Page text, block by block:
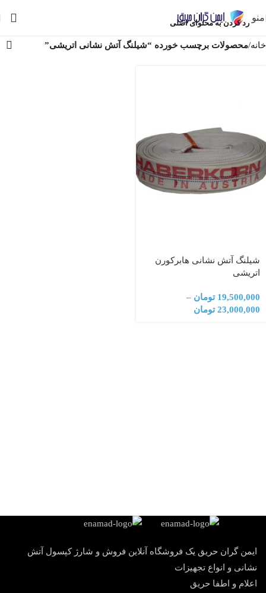
رد کردن به محتوای اصلی
منو
خانه/محصولات برچسب خورده “شیلنگ آتش نشانی اتریشی”
شیلنگ آتش نشانی هابرکورن
اتریشی
19,500,000 تومان –
23,000,000 تومان
ایمن گران حریق یک فروشگاه آنلاین فروش و شارژ کپسول آتش
نشانی و انواع تجهیزات
اعلام و اطفا حریق